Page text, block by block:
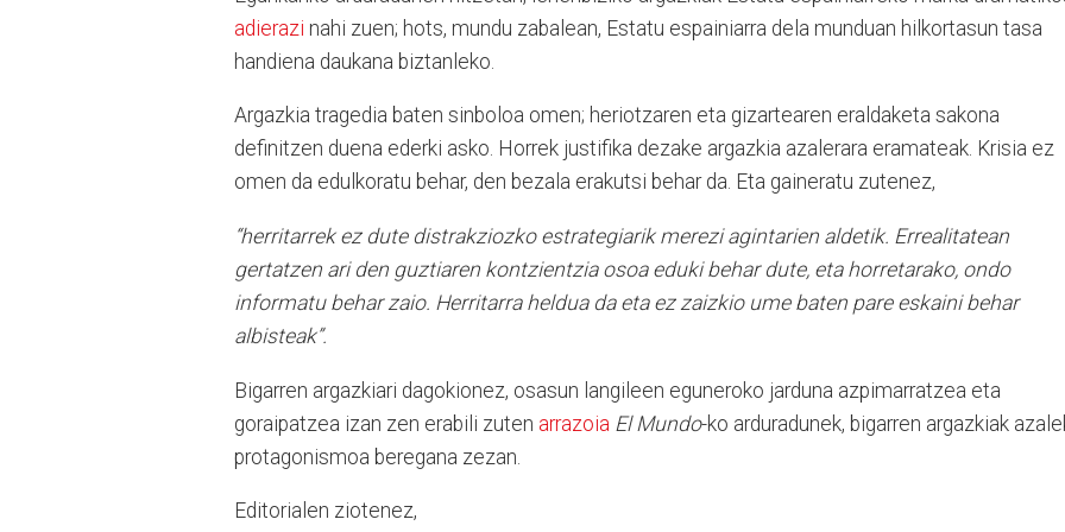
adierazi nahi zuen; hots, mundu zabalean, Estatu espainiarra dela munduan hilkortasun tasa
handiena daukana biztanleko.
Argazkia tragedia baten sinboloa omen; heriotzaren eta gizartearen eraldaketa sakona
definitzen duena ederki asko. Horrek justifika dezake argazkia azalerara eramateak. Krisia ez
omen da edulkoratu behar, den bezala erakutsi behar da. Eta gaineratu zutenez,
“herritarrek ez dute distrakziozko estrategiarik merezi agintarien aldetik. Errealitatean
gertatzen ari den guztiaren kontzientzia osoa eduki behar dute, eta horretarako, ondo
informatu behar zaio. Herritarra heldua da eta ez zaizkio ume baten pare eskaini behar
albisteak”.
Bigarren argazkiari dagokionez, osasun langileen eguneroko jarduna azpimarratzea eta
goraipatzea izan zen erabili zuten arrazoia El Mundo-ko arduradunek, bigarren argazkiak
protagonismoa beregana zezan.
Editorialen ziotenez,